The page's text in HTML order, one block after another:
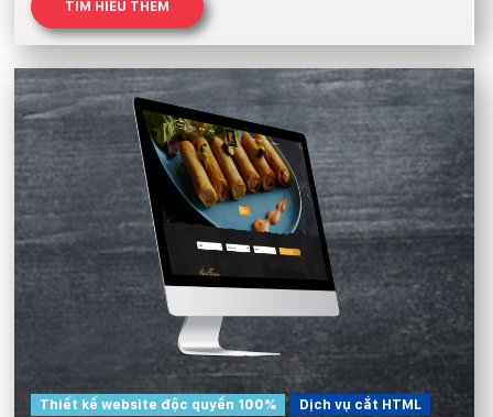
TÌM HIỂU THÊM
Thiết kế website độc quyền 100%
Dịch vụ cắt HTML